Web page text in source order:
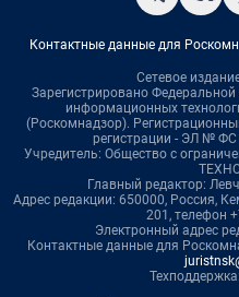
Контактные данные для
Сетевое
Зарегистрировано
информационных
(Роскомнадзор).
регистрации - ЭЛ № ФС
Учредитель: Общество с
Главный редактор:
Адрес редакции: 650000, Россия,
201, телефон
Электронный адрес
Контактные данные для
Техподдержка: